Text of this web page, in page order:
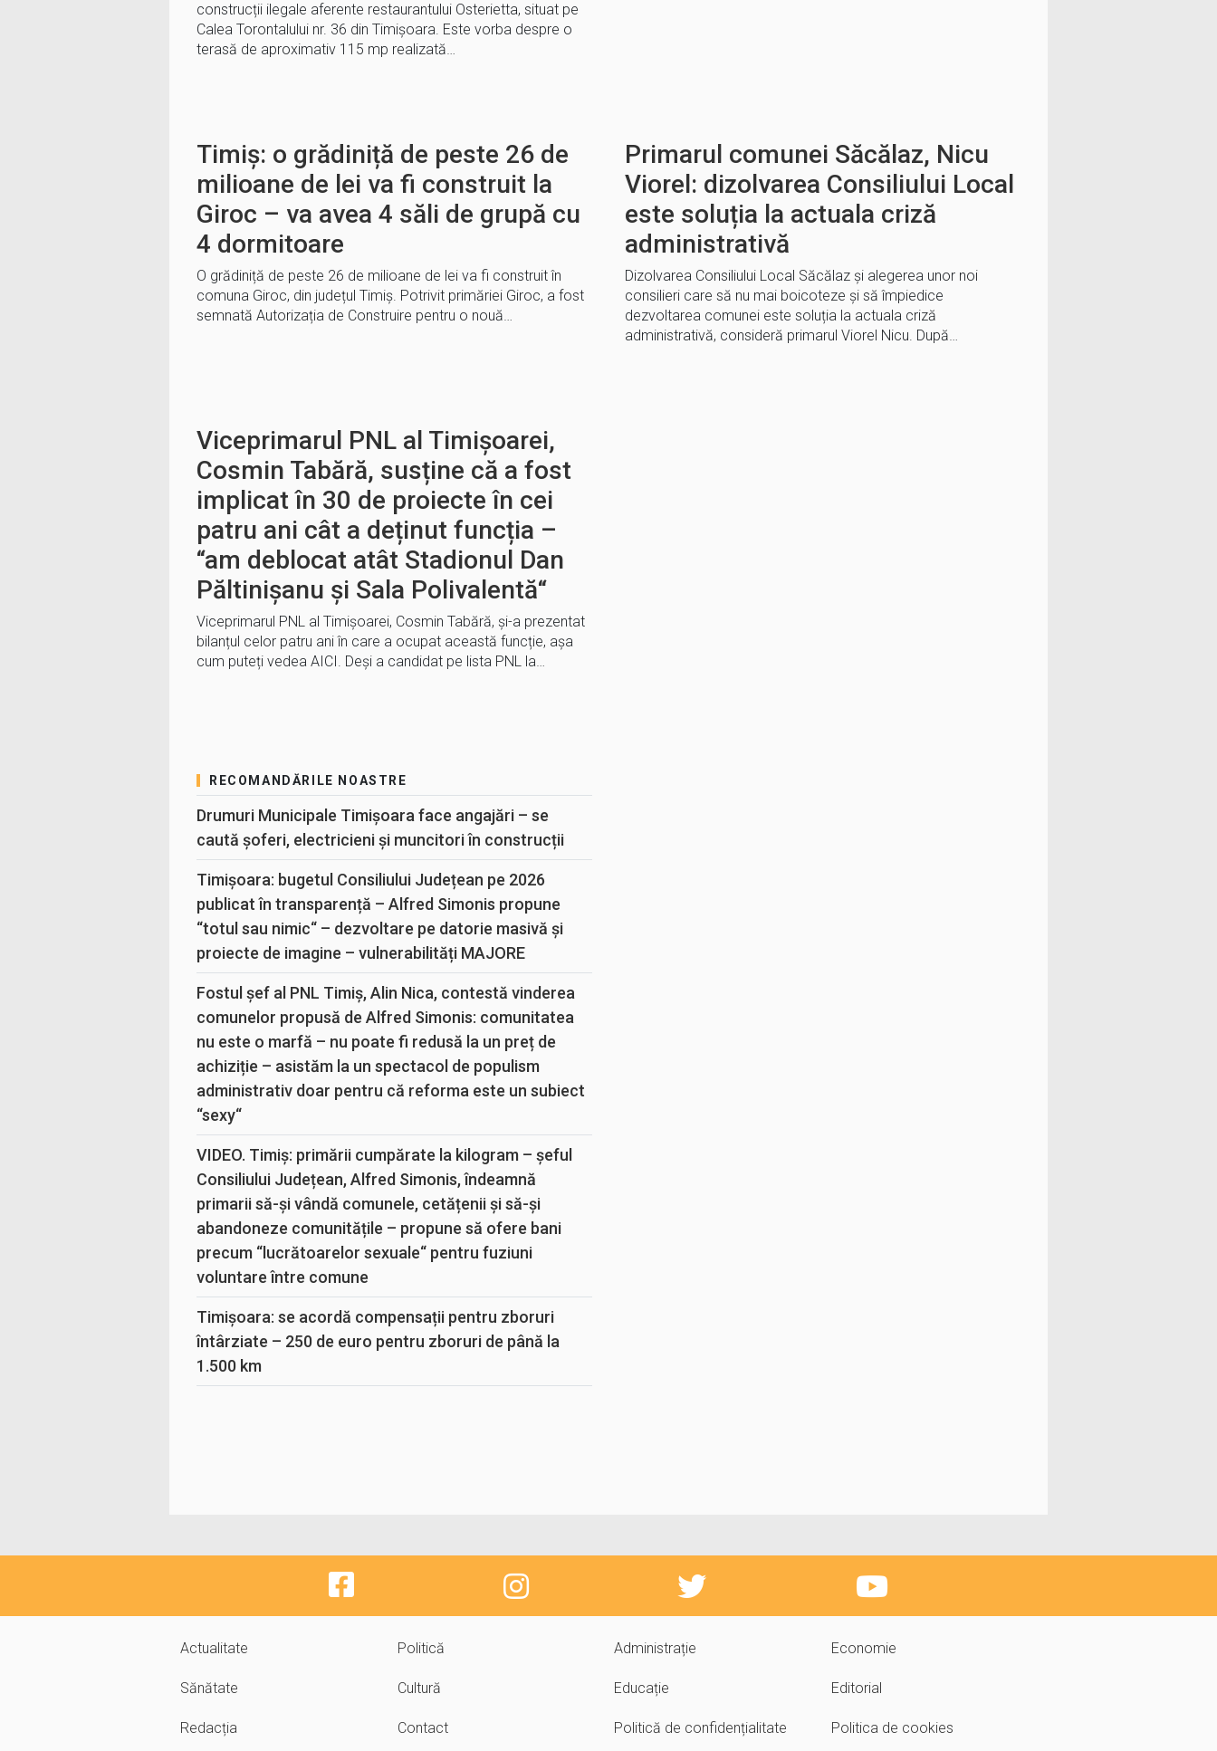
construcții ilegale aferente restaurantului Osterietta, situat pe
Calea Torontalului nr. 36 din Timișoara. Este vorba despre o
terasă de aproximativ 115 mp realizată…
Timiș: o grădiniță de peste 26 de
milioane de lei va fi construit la
Giroc – va avea 4 săli de grupă cu
4 dormitoare
O grădiniță de peste 26 de milioane de lei va fi construit în
comuna Giroc, din județul Timiș. Potrivit primăriei Giroc, a fost
semnată Autorizația de Construire pentru o nouă…
Primarul comunei Săcălaz, Nicu
Viorel: dizolvarea Consiliului Local
este soluția la actuala criză
administrativă
Dizolvarea Consiliului Local Săcălaz și alegerea unor noi
consilieri care să nu mai boicoteze și să împiedice
dezvoltarea comunei este soluția la actuala criză
administrativă, consideră primarul Viorel Nicu. După…
Viceprimarul PNL al Timișoarei,
Cosmin Tabără, susține că a fost
implicat în 30 de proiecte în cei
patru ani cât a deținut funcția –
“am deblocat atât Stadionul Dan
Păltinișanu și Sala Polivalentă“
Viceprimarul PNL al Timișoarei, Cosmin Tabără, și-a prezentat
bilanțul celor patru ani în care a ocupat această funcție, așa
cum puteți vedea AICI. Deși a candidat pe lista PNL la…
RECOMANDĂRILE NOASTRE
Drumuri Municipale Timișoara face angajări – se
caută șoferi, electricieni și muncitori în construcții
Timișoara: bugetul Consiliului Județean pe 2026
publicat în transparență – Alfred Simonis propune
“totul sau nimic“ – dezvoltare pe datorie masivă și
proiecte de imagine – vulnerabilități MAJORE
Fostul șef al PNL Timiș, Alin Nica, contestă vinderea
comunelor propusă de Alfred Simonis: comunitatea
nu este o marfă – nu poate fi redusă la un preț de
achiziție – asistăm la un spectacol de populism
administrativ doar pentru că reforma este un subiect
“sexy“
VIDEO. Timiș: primării cumpărate la kilogram – șeful
Consiliului Județean, Alfred Simonis, îndeamnă
primarii să-și vândă comunele, cetățenii și să-și
abandoneze comunitățile – propune să ofere bani
precum “lucrătoarelor sexuale“ pentru fuziuni
voluntare între comune
Timișoara: se acordă compensații pentru zboruri
întârziate – 250 de euro pentru zboruri de până la
1.500 km
Actualitate Politică Administrație Economie
Sănătate Cultură Educație Editorial
Redacția Contact Politică de confidențialitate Politica de cookies